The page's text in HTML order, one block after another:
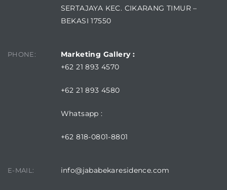
SERTAJAYA KEC. CIKARANG TIMUR –
BEKASI 17550
PHONE:
Marketing Gallery :
+62 21 893 4570
+62 21 893 4580
Whatsapp :
+62 818-0801-8801
E-MAIL: info@jababekaresidence.com